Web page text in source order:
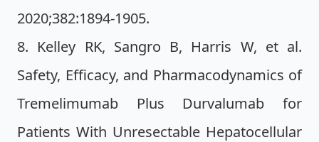
2020;382:1894-1905.
8. Kelley RK, Sangro B, Harris W, et al.
Safety, Efficacy, and Pharmacodynamics of
Tremelimumab Plus Durvalumab for
Patients With Unresectable Hepatocellular